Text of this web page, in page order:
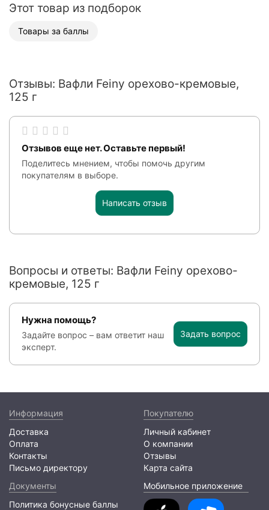
Этот товар из подборок
Товары за баллы
Отзывы: Вафли Feiny орехово-кремовые,
125 г
Отзывов еще нет. Оставьте первый!
Поделитесь мнением, чтобы помочь другим
покупателям в выборе.
Написать отзыв
Вопросы и ответы: Вафли Feiny орехово-
кремовые, 125 г
Нужна помощь?
Задайте вопрос – вам ответит наш
эксперт.
Задать вопрос
Информация
Доставка
Оплата
Контакты
Письмо директору
Покупателю
Личный кабинет
О компании
Отзывы
Карта сайта
Документы
Политика бонусные баллы
Мобильное приложение